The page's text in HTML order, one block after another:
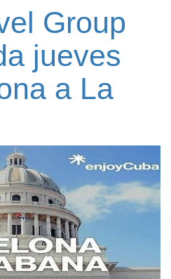
Group
jueves
a La